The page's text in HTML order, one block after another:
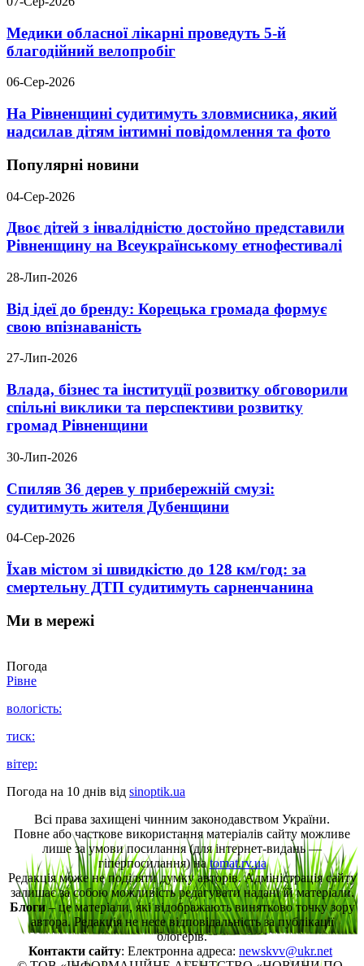
Медики обласної лікарні проведуть 5-й
благодійний велопробіг
06-Сер-2026
На Рівненщині судитимуть зловмисника, який
надсилав дітям інтимні повідомлення та фото
Популярні новини
04-Сер-2026
Двоє дітей з інвалідністю достойно представили
Рівненщину на Всеукраїнському етнофестивалі
28-Лип-2026
Від ідеї до бренду: Корецька громада формує
свою впізнаваність
27-Лип-2026
Влада, бізнес та інституції розвитку обговорили
спільні виклики та перспективи розвитку
громад Рівненщини
30-Лип-2026
Спиляв 36 дерев у прибережній смузі:
судитимуть жителя Дубенщини
04-Сер-2026
Їхав містом зі швидкістю до 128 км/год: за
смертельну ДТП судитимуть сарненчанина
Ми в мережі
Погода
Рівне
вологість:
тиск:
вітер:
Погода на 10 днів від sinoptik.ua
Всі права захищені чинним законодавством України.
Повне або часткове використання матеріалів сайту можливе
лише за умови посилання (для інтернет-видань —
гіперпосилання) наtomat.rv.ua
Редакція може не поділяти думку авторів. Адміністрація сайту
залишає за собою можливість редагувати надані їй матеріали.
Блоги– це матеріали, які відображають винятково точку зору
автора. Редакція не несе відповідальність за публікації
блогерів.
Контакти сайту: Електронна адреса: newskvv@ukr.net